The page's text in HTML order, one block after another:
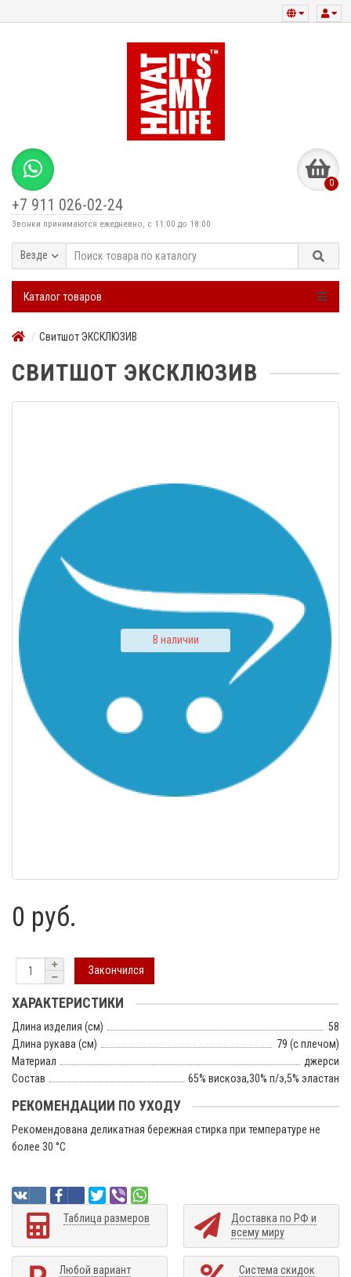
+7 911 026-02-24
Звонки принимаются ежедневно, с 11:00 до 18:00
0
Везде
Каталог товаров
Свитшот ЭКСКЛЮЗИВ
СВИТШОТ ЭКСКЛЮЗИВ
В наличии
0 руб.
Закончился
ХАРАКТЕРИСТИКИ
Длина изделия (см)
58
Длина рукава (см)
79 (с плечом)
Материал
джерси
Состав
65% вискоза,30% п/э,5% эластан
РЕКОМЕНДАЦИИ ПО УХОДУ
Рекомендована деликатная бережная стирка при температуре не
более 30 °C
Таблица размеров
Доставка по РФ и
всему миру
Любой вариант
Система скидок